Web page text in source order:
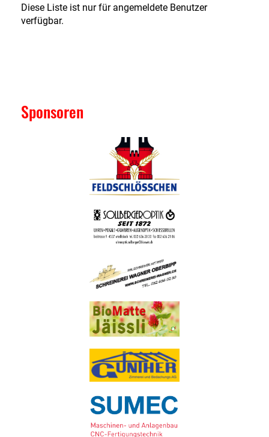
Diese Liste ist nur für angemeldete Benutzer
verfügbar.
Sponsoren